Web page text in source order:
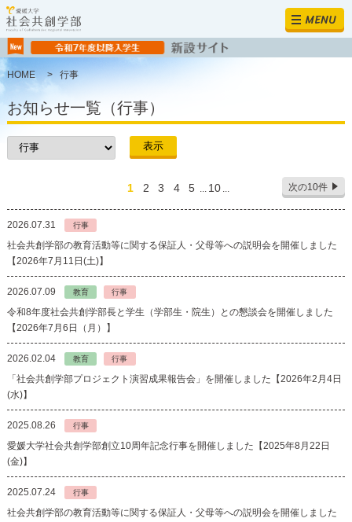
MENU
HOME > 行事
お知らせ一覧（行事）
1 2 3 4 5 ... 10 ... 次の10件
2026.07.31 行事
社会共創学部の教育活動等に関する保証人・父母等への説明会を開催しました
【2026年7月11日(土)】
2026.07.09 教育 行事
令和8年度社会共創学部長と学生（学部生・院生）との懇談会を開催しました
【2026年7月6日（月）】
2026.02.04 教育 行事
「社会共創学部プロジェクト演習成果報告会」を開催しました【2026年2月4日
(水)】
2025.08.26 行事
愛媛大学社会共創学部創立10周年記念行事を開催しました【2025年8月22日
(金)】
2025.07.24 行事
社会共創学部の教育活動等に関する保証人・父母等への説明会を開催しました